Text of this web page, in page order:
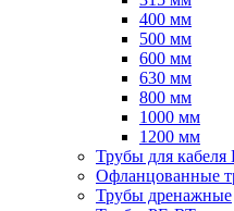
400 мм
500 мм
600 мм
630 мм
800 мм
1000 мм
1200 мм
Трубы для
Офланцованные
Трубы дренажные